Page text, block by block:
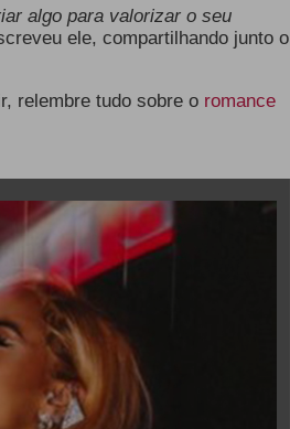
algo para valorizar o seu
ele, compartilhando junto o
relembre tudo sobre o romance